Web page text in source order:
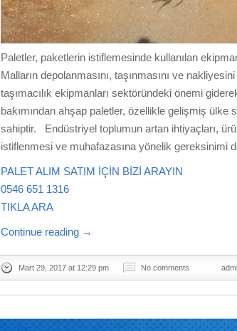
Paletler, paketlerin istiflemesinde kullanılan
Malların depolanmasını, taşınmasını ve
taşımacılık ekipmanları sektöründeki önemi
bakımından ahşap paletler, özellikle gelişmiş ülke
sahiptir. Endüstriyel toplumun artan ihtiyaçları,
istiflenmesi ve muhafazasına yönelik gereksinimi
PALET ALIM SATIM İÇİN BİZİ ARAYIN
0546 651 1316
TIKLA ARA
Continue reading →
Mart 29, 2017 at 12:29 pm No comments